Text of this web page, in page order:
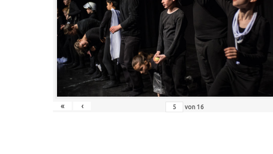
« ‹ von 16